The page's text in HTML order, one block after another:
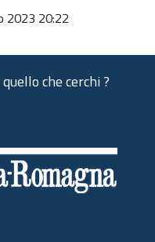
2023 20:22
che cerchi ?